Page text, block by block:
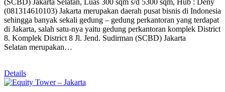
(SCBD) Jakarta Selatan, Luas 300 sqm s/d 5300 sqm, Hub : Deny
(081314610103) Jakarta merupakan daerah pusat bisnis di Indonesia
sehingga banyak sekali gedung – gedung perkantoran yang terdapat
di Jakarta, salah satu-nya yaitu gedung perkantoran komplek District
8. Komplek District 8 Jl. Jend. Sudirman (SCBD) Jakarta
Selatan merupakan…
Details